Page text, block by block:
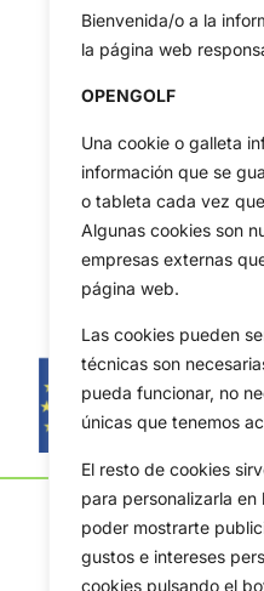
Bienvenida/o a la
la página web
OPENGOLF
Una cookie o galleta
información que se
o tableta cada vez
Algunas cookies son
empresas externas
página web.
Las cookies pueden
técnicas son
pueda funcionar, no
únicas que tenemos
El resto de cookies
para personalizarla
poder mostrarte
gustos e intereses
cookies pulsando el